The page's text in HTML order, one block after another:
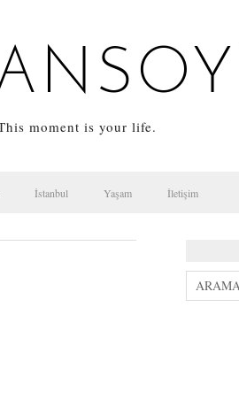
moment is your life.
İstanbul Yaşam İletişim